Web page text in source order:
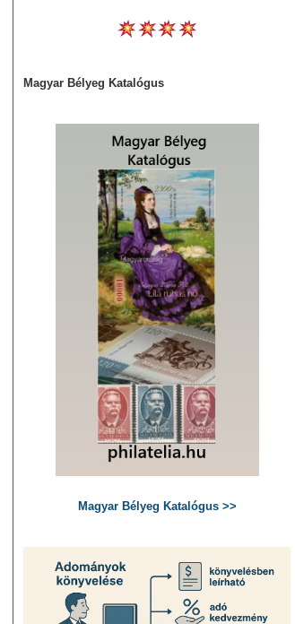
Magyar Bélyeg Katalógus
Magyar Bélyeg Katalógus >>